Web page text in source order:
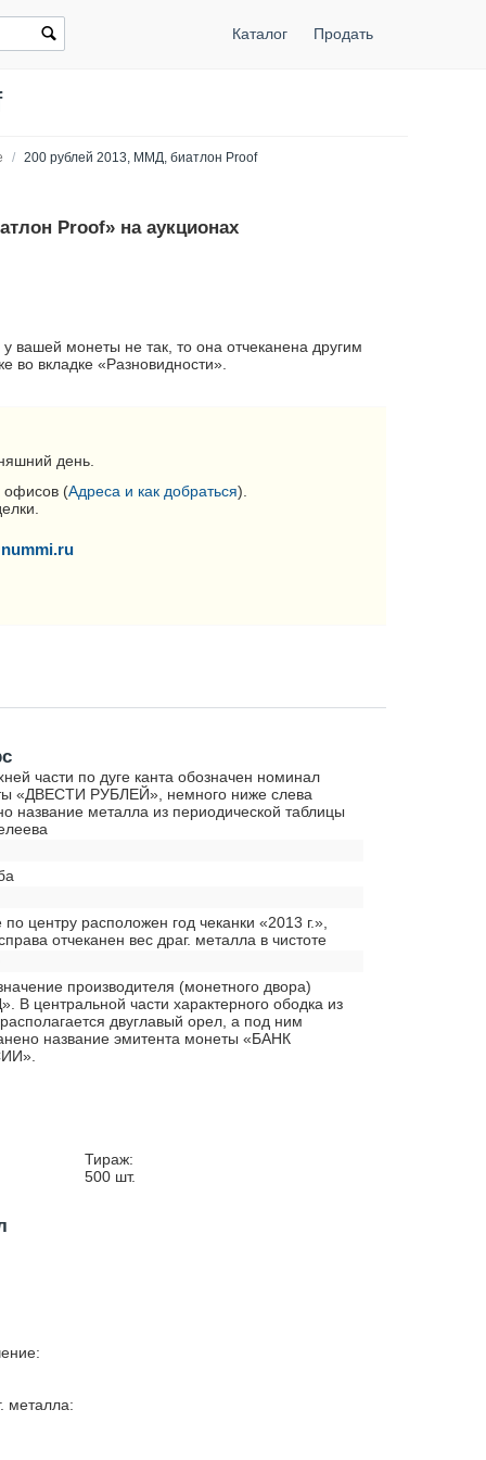
Каталог Продать
/ 200 рублей 2013, ММД, биатлон Proof
Proof» на аукционах
вашей монеты не так, то она отчеканена другим
вкладке «Разновидности».
день.
офисов (Адреса и как добраться).
части по дуге канта обозначен номинал
«ДВЕСТИ РУБЛЕЙ», немного ниже слева
название металла из периодической таблицы
по центру расположен год чеканки «2013 г.»,
отчеканен вес драг. металла в чистоте
производителя (монетного двора)
В центральной части характерного ободка из
двуглавый орел, а под ним
название эмитента монеты «БАНК
Тираж:
500 шт.
металла: